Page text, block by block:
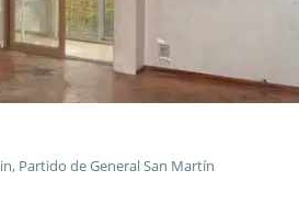
Partido de General San Martín